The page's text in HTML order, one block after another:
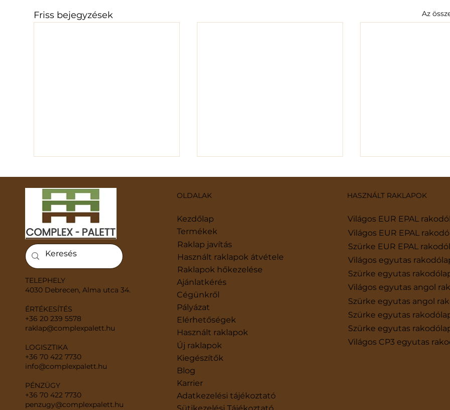
Friss bejegyzések Az
Raklap eladás – Így
működik a felvásárlás
EUR raklap átvételi ár: 5
tényező, ami befolyásolja
a felvásárlási árat
5 előny, amiért
használt
választani
TELEPHELY
4030 Debrecen, Alma utca 34.
ÉRTÉKESÍTÉS
+36 20 239 5578
raklap@complexpalett.hu
LOGISZTIKA
+36 70 422 7730
info@complexpalett.hu
PÉNZÜGY
+36 70 422 7730
penzugy@complexpalett.hu
OLDALAK
Kezdőlap
Termékek
Raklap javítás
Használt raklapok átvétele
Raklapok hőkezelése
Ajánlatkérés
Cégünkről
Pályázat
Elérhetőségek
Használt raklapok
Új raklapok
Kiegészítők
Blog
Karrier
​Adatkezelési tájékoztató
HASZNÁLT RAKLAPOK
Világos EUR EPAL
Világos EUR EPAL
Szürke EUR EPAL
Világos egyutas
Szürke egyutas
Világos egyutas angol
Szürke egyutas angol
Szürke egyutas
Szürke egyutas
Világos CP3 egyutas